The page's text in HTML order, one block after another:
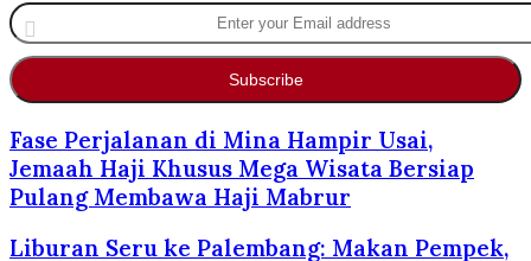
Enter
your
Email
address
Fase Perjalanan di Mina Hampir Usai,
Jemaah Haji Khusus Mega Wisata Bersiap
Pulang Membawa Haji Mabrur
Liburan Seru ke Palembang: Makan Pempek,